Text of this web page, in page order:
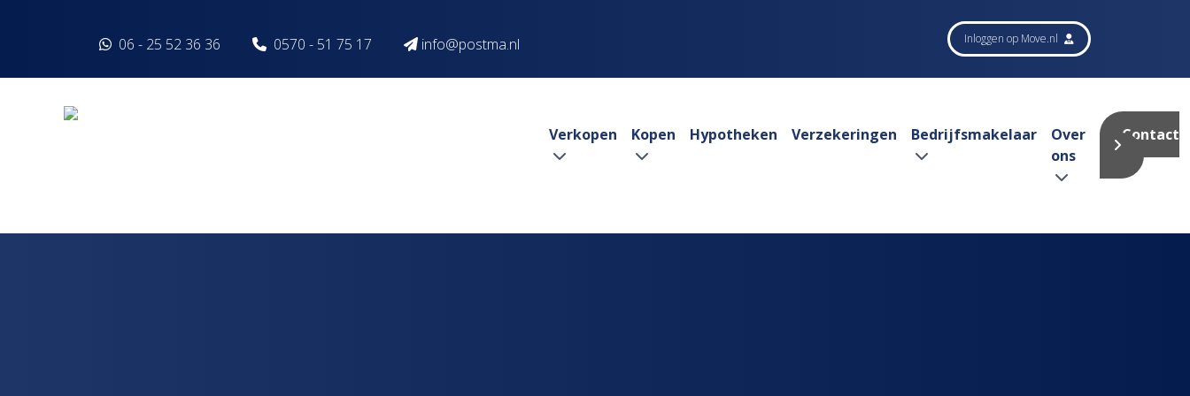
06 - 25 52 36 36
0570 - 51 75 17 info@postma.nl Inloggen op Move.nl
Verkopen Kopen Hypotheken Verzekeringen Bedrijfsmakelaar
Over
ons
Contact